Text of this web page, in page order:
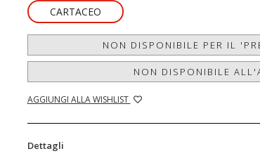
CARTACEO
NON DISPONIBILE PER IL
NON DISPONIBILE
AGGIUNGI ALLA WISHLIST
Dettagli